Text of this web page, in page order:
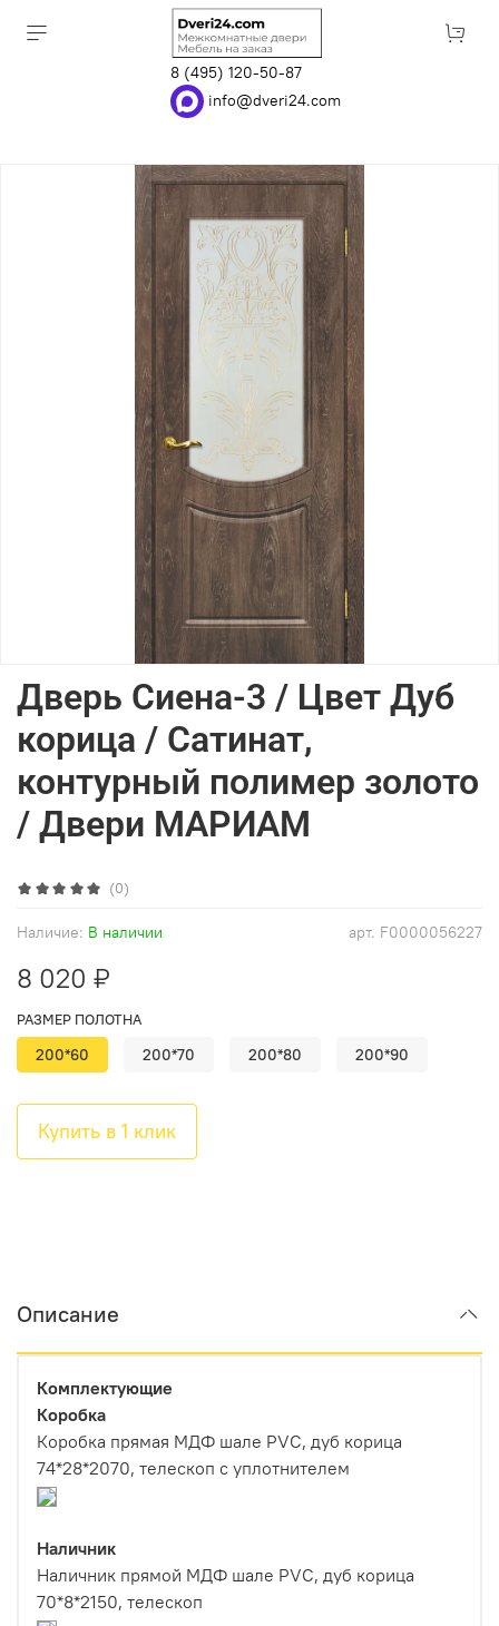
8 (495) 120-50-87
info@dveri24.com
(0)
арт. F0000056227
Наличие: В наличии
Дверь Сиена-3 / Цвет Дуб
корица / Сатинат,
контурный полимер золото
/ Двери МАРИАМ
8 020 ₽
Купить в 1 клик
РАЗМЕР ПОЛОТНА
200*60 200*70 200*80 200*90
Описание
Комплектующие
Коробка
Коробка прямая МДФ шале PVC, дуб корица
74*28*2070, телескоп с уплотнителем
Наличник
Наличник прямой МДФ шале PVC, дуб корица
70*8*2150, телескоп